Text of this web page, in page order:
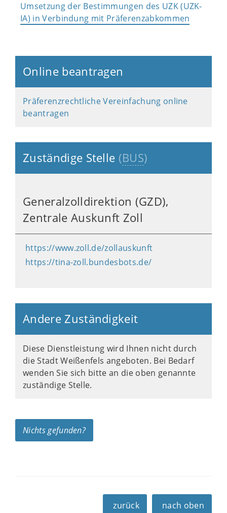
Umsetzung der Bestimmungen des UZK (UZK-
IA) in Verbindung mit Präferenzabkommen
Online beantragen
Präferenzrechtliche Vereinfachung online
beantragen
Zuständige Stelle (BUS)
Generalzolldirektion (GZD),
Zentrale Auskunft Zoll
https://www.zoll.de/zollauskunft
https://tina-zoll.bundesbots.de/
Andere Zuständigkeit
Diese Dienstleistung wird Ihnen nicht durch
die Stadt Weißenfels angeboten. Bei Bedarf
wenden Sie sich bitte an die oben genannte
zuständige Stelle.
Nichts gefunden?
zurück nach oben